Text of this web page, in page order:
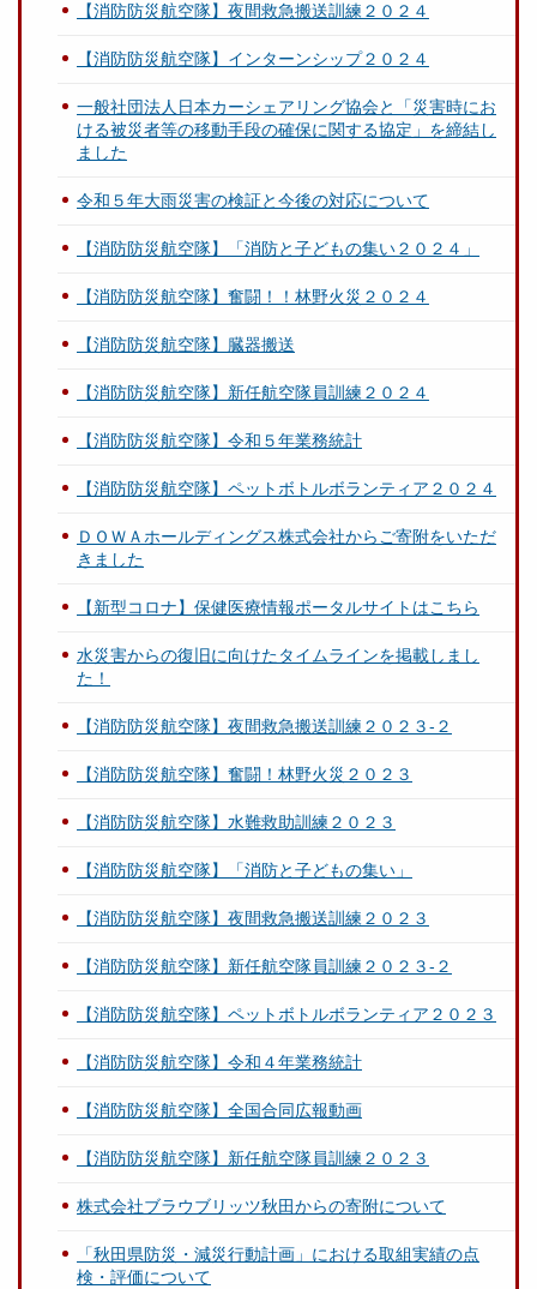
【消防防災航空隊】夜間救急搬送訓練２０２４
【消防防災航空隊】インターンシップ２０２４
一般社団法人日本カーシェアリング協会と「災害時にお
ける被災者等の移動手段の確保に関する協定」を締結し
ました
令和５年大雨災害の検証と今後の対応について
【消防防災航空隊】「消防と子どもの集い２０２４」
【消防防災航空隊】奮闘！！林野火災２０２４
【消防防災航空隊】臓器搬送
【消防防災航空隊】新任航空隊員訓練２０２４
【消防防災航空隊】令和５年業務統計
【消防防災航空隊】ペットボトルボランティア２０２４
ＤＯＷＡホールディングス株式会社からご寄附をいただ
きました
【新型コロナ】保健医療情報ポータルサイトはこちら
水災害からの復旧に向けたタイムラインを掲載しまし
た！
【消防防災航空隊】夜間救急搬送訓練２０２３‐２
【消防防災航空隊】奮闘！林野火災２０２３
【消防防災航空隊】水難救助訓練２０２３
【消防防災航空隊】「消防と子どもの集い」
【消防防災航空隊】夜間救急搬送訓練２０２３
【消防防災航空隊】新任航空隊員訓練２０２３-２
【消防防災航空隊】ペットボトルボランティア２０２３
【消防防災航空隊】令和４年業務統計
【消防防災航空隊】全国合同広報動画
【消防防災航空隊】新任航空隊員訓練２０２３
株式会社ブラウブリッツ秋田からの寄附について
「秋田県防災・減災行動計画」における取組実績の点
検・評価について